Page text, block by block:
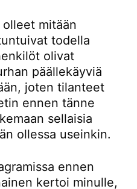
mitään
todella
olivat
päällekäyviä
joten tilanteet
ennen tänne
sellaisia
ollessa useinkin.
ennen
kertoi minulle,